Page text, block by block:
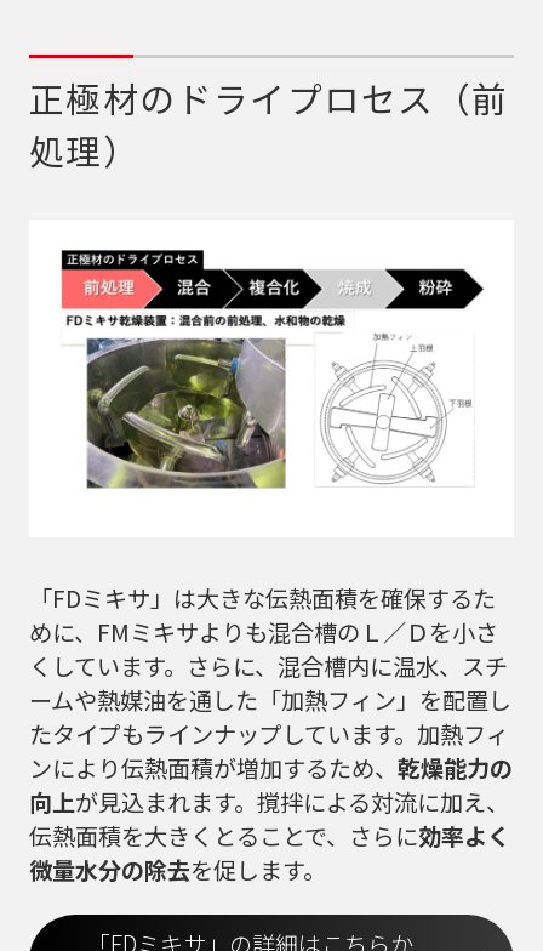
正極材のドライプロセス（前
処理）
「FDミキサ」は大きな伝熱面積を確保するた
めに、FMミキサよりも混合槽のＬ／Ｄを小さ
くしています。さらに、混合槽内に温水、スチ
ームや熱媒油を通した「加熱フィン」を配置し
たタイプもラインナップしています。加熱フィ
ンにより伝熱面積が増加するため、 乾燥能力の
向上が見込まれます。撹拌による対流に加え、
伝熱面積を大きくとることで、さらに効率よく
微量水分の除去を促します。
「FDミキサ」の詳細はこちらか